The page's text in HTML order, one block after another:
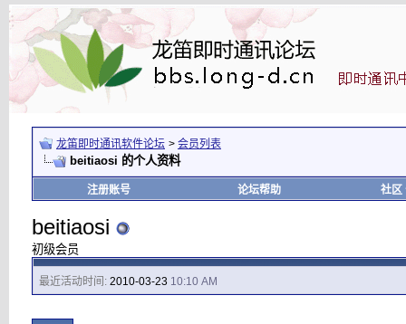
龙笛即时通讯软件论坛 > 会员列表
beitiaosi 的个人资料
注册账号 论坛帮助 社区
beitiaosi
初级会员
最近活动时间: 2010-03-23 10:10 AM